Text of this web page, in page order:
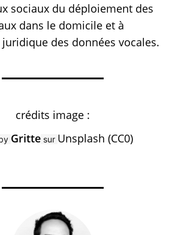
sociaux du déploiement des
dans le domicile et à
juridique des données vocales.
crédits image :
Grittesur Unsplash (CC0)